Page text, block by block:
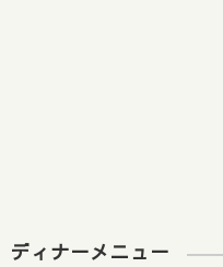
ディナーメニュー